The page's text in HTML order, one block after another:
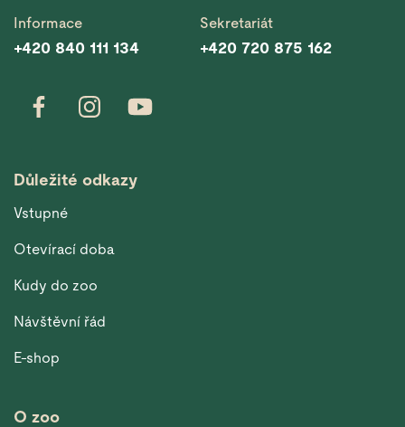
Informace
+420 840 111 134
Sekretariát
+420 720 875 162
Důležité odkazy
Vstupné
Otevírací doba
Kudy do zoo
Návštěvní řád
E-shop
O zoo